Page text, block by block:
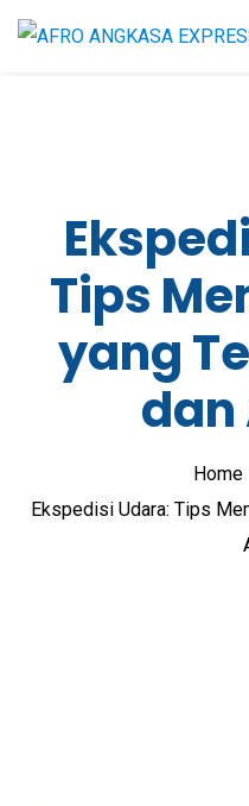
Tips
yang
dan
Home
Ekspedisi Udara: Tips